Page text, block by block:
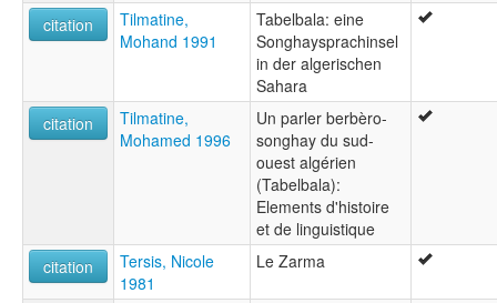
citation
Tilmatine,
Mohand 1991
Tabelbala: eine
Songhaysprachinsel
in der algerischen
Sahara
citation
Tilmatine,
Mohamed 1996
Un parler berbèro-
songhay du sud-
ouest algérien
(Tabelbala):
Elements d'histoire
et de linguistique
citation
Tersis, Nicole
1981
Le Zarma